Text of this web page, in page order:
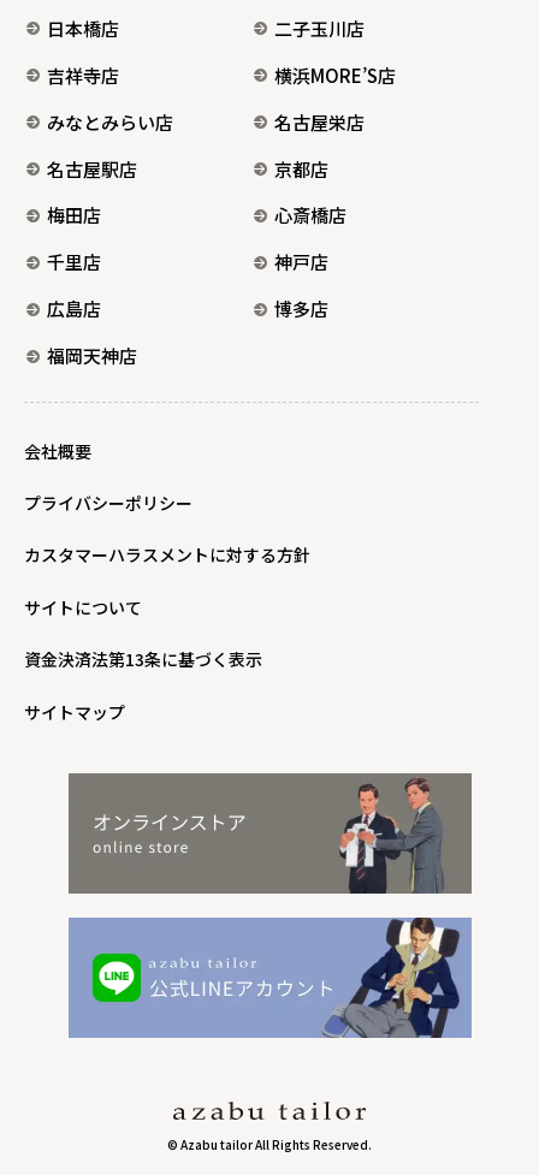
日本橋店
二子玉川店
吉祥寺店
横浜MORE’S店
みなとみらい店
名古屋栄店
名古屋駅店
京都店
梅田店
心斎橋店
千里店
神戸店
広島店
博多店
福岡天神店
会社概要
プライバシーポリシー
カスタマーハラスメントに対する方針
サイトについて
資金決済法第13条に基づく表示
サイトマップ
© Azabu tailor All Rights Reserved.